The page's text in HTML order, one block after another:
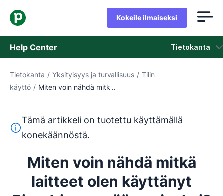
Kokeile ilmaiseksi
Help Center Tietokanta
Tietokanta
Ota yhteyttä tukeen
Tietokanta / Yksityisyys ja turvallisuus / Tilin
käyttö / Miten voin nähdä mitk...
Tämä teksti on käännetty englannista
Tämä artikkeli on tuotettu käyttämällä
konekäännöstä.
Miten voin nähdä mitkä
laitteet olen käyttänyt